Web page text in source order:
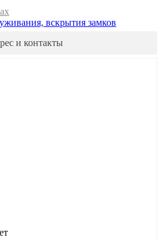
вскрытия замков
и контакты